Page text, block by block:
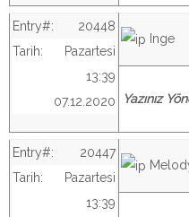
Entry#:
20448
Tarih:
Pazartesi
13:39
07.12.2020
Inge
Yazınız
Entry#:
20447
Tarih:
Pazartesi
13:39